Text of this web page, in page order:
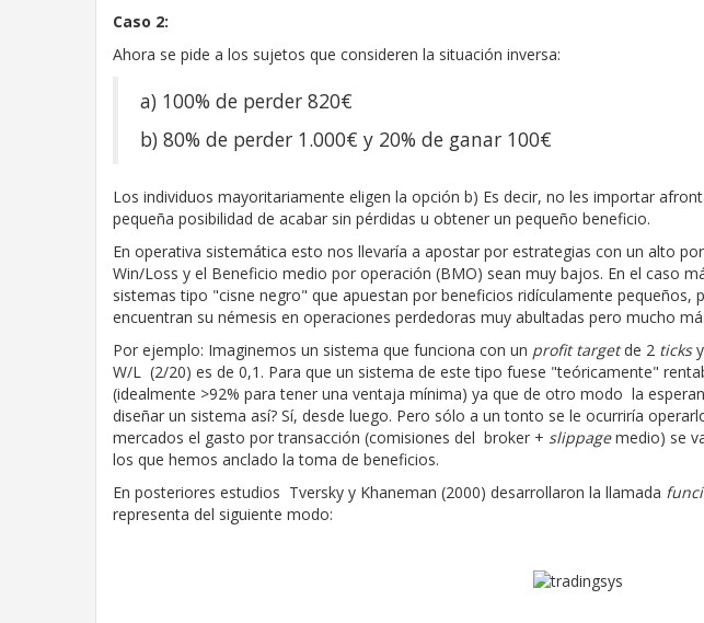
Caso 2:
Ahora se pide a los sujetos que consideren la situación inversa:
a) 100% de perder 820€
b) 80% de perder 1.000€ y 20% de ganar 100€
Los individuos mayoritariamente eligen la opción b) Es decir, no les importar
pequeña posibilidad de acabar sin pérdidas u obtener un pequeño beneficio.
En operativa sistemática esto nos llevaría a apostar por estrategias con un alto
Win/Loss y el Beneficio medio por operación (BMO) sean muy bajos. En el caso
sistemas tipo "cisne negro" que apuestan por beneficios ridículamente pequeños,
encuentran su némesis en operaciones perdedoras muy abultadas pero mucho
Por ejemplo: Imaginemos un sistema que funciona con un profit targetde 2 ticksy
W/L (2/20) es de 0,1. Para que un sistema de este tipo fuese "teóricamente"
(idealmente >92% para tener una ventaja mínima) ya que de otro modo la
diseñar un sistema así? Sí, desde luego. Pero sólo a un tonto se le ocurriría
mercados el gasto por transacción (comisiones del broker + slippagemedio) se
los que hemos anclado la toma de beneficios.
En posteriores estudios Tversky y Khaneman (2000) desarrollaron la llamada
representa del siguiente modo: